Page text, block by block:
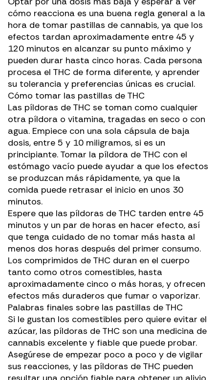
cómo reacciona es una buena regla general a la
hora de tomar pastillas de cannabis, ya que los
efectos tardan aproximadamente entre 45 y
120 minutos en alcanzar su punto máximo y
pueden durar hasta cinco horas. Cada persona
procesa el THC de forma diferente, y aprender
su tolerancia y preferencias únicas es crucial.
Cómo tomar las pastillas de THC
Las píldoras de THC se toman como cualquier
otra píldora o vitamina, tragadas en seco o con
agua. Empiece con una sola cápsula de baja
dosis, entre 5 y 10 miligramos, si es un
principiante. Tomar la píldora de THC con el
estómago vacío puede ayudar a que los efectos
se produzcan más rápidamente, ya que la
comida puede retrasar el inicio en unos 30
minutos.
Espere que las píldoras de THC tarden entre 45
minutos y un par de horas en hacer efecto, así
que tenga cuidado de no tomar más hasta al
menos dos horas después del primer consumo.
Los comprimidos de THC duran en el cuerpo
tanto como otros comestibles, hasta
aproximadamente cinco o más horas, y ofrecen
efectos más duraderos que fumar o vaporizar.
Palabras finales sobre las pastillas de THC
Si le gustan los comestibles pero quiere evitar el
azúcar, las píldoras de THC son una medicina de
cannabis excelente y fiable que puede probar.
Asegúrese de empezar poco a poco y de vigilar
sus reacciones, y las píldoras de THC pueden